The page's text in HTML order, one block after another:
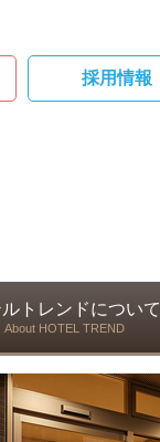
採用情報
トレンドについて
About HOTEL TREND